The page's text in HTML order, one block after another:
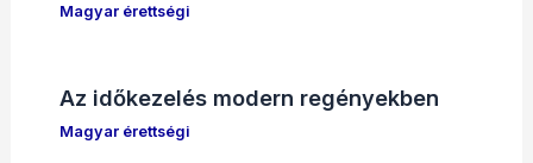
Magyar érettségi
Az időkezelés modern regényekben
Magyar érettségi